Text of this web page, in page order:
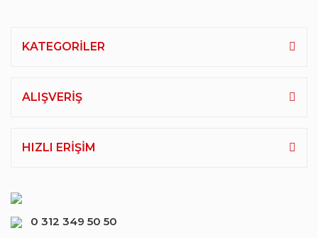
KATEGORİLER
ALIŞVERİŞ
HIZLI ERİŞİM
0 312 349 50 50